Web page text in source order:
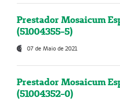
Prestador Mosaicum
(51004355-5)
07 de Maio de 2021
Prestador Mosaicum
(51004352-0)